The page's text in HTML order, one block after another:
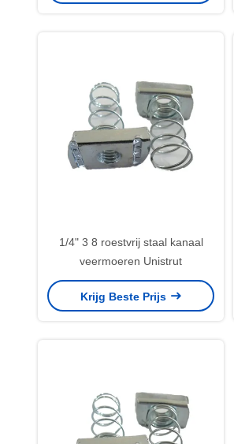
1/4" 3 8 roestvrij staal kanaal
veermoeren Unistrut
Krijg Beste Prijs